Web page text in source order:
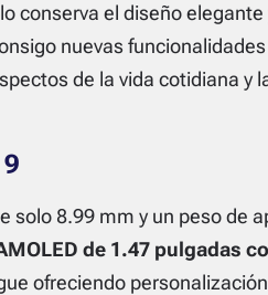
conserva el diseño elegante
nuevas
de la vida cotidiana y
solo 8.99 mm y un peso de
de 1.47 pulgadas
ofreciendo